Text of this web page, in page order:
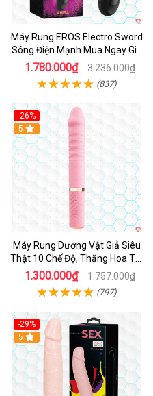
Máy Rung EROS Electro Sword
Sóng Điện Mạnh Mua Ngay Giá
Tốt
1.780.000₫ 3.236.000₫
(837)
-26%
Hot
5
Máy Rung Dương Vật Giả Siêu
Thật 10 Chế Độ, Thăng Hoa Tối
Ưu
1.300.000₫ 1.757.000₫
(797)
-29%
Hot
5